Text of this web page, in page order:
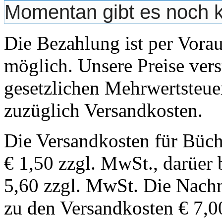
Momentan gibt es noch
Die Bezahlung ist per
möglich. Unsere Preise
gesetzlichen
zuzüglich Versandkosten.
Die Versandkosten für
€ 1,50 zzgl. MwSt., darüer
5,60 zzgl. MwSt. Die
zu den Versandkosten €